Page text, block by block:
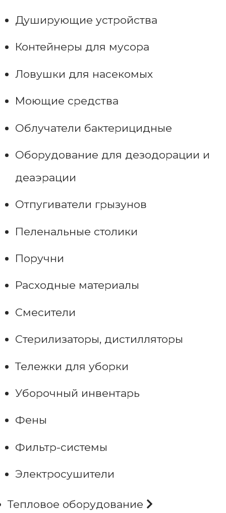
Душирующие устройства
Контейнеры для мусора
Ловушки для насекомых
Моющие средства
Облучатели бактерицидные
Оборудование для дезодорации и
деаэрации
Отпугиватели грызунов
Пеленальные столики
Поручни
Расходные материалы
Смесители
Стерилизаторы, дистилляторы
Тележки для уборки
Уборочный инвентарь
Фены
Фильтр-системы
Электросушители
Тепловое оборудование